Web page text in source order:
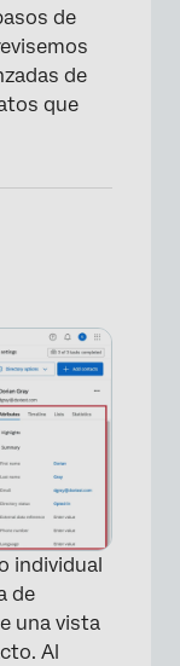
de
de
que
individual
de
una vista
Al